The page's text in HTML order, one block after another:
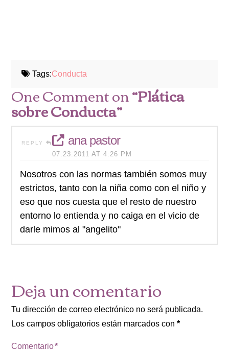
Tags:Conducta
One Comment on“Plática
sobre Conducta”
REPLY ana pastor
07.23.2011 AT 4:26 PM
Nosotros con las normas también somos muy
estrictos, tanto con la niña como con el niño y
eso que nos cuesta que el resto de nuestro
entorno lo entienda y no caiga en el vicio de
darle mimos al "angelito"
Deja un comentario
Tu dirección de correo electrónico no será publicada.
Los campos obligatorios están marcados con*
Comentario*